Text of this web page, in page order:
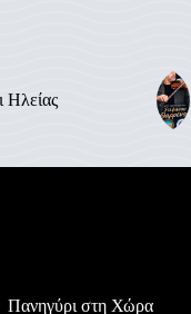
Ηλείας
Πανηγύρι στη Χώρα